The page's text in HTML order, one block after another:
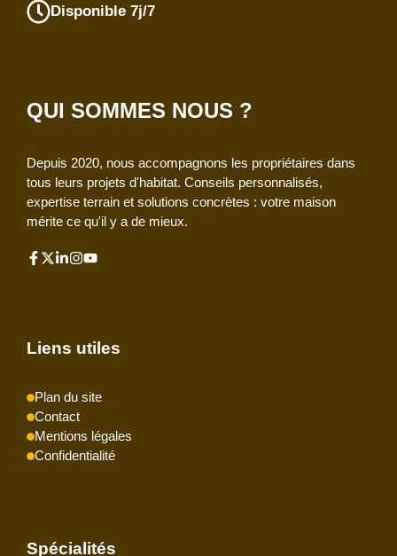
Disponible 7j/7
QUI SOMMES NOUS ?
Depuis 2020, nous accompagnons les propriétaires dans
tous leurs projets d'habitat. Conseils personnalisés,
expertise terrain et solutions concrètes : votre maison
mérite ce qu'il y a de mieux.
Liens utiles
Plan du site
Contact
Mentions légales
Confidentialité
Spécialités